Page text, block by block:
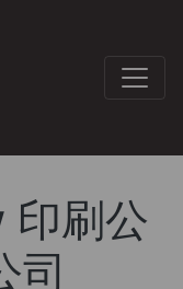
刷公
司